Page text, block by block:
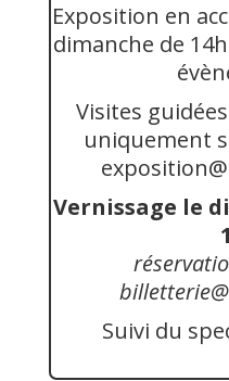
Exposition en
dimanche de
Visites
uniquement
Vernissage le
Suivi du